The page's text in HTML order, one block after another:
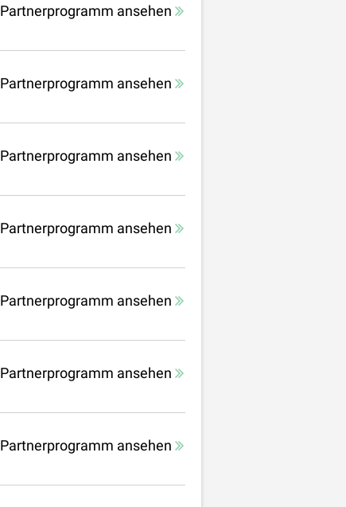
Partnerprogramm ansehen
Partnerprogramm ansehen
Partnerprogramm ansehen
Partnerprogramm ansehen
Partnerprogramm ansehen
Partnerprogramm ansehen
Partnerprogramm ansehen